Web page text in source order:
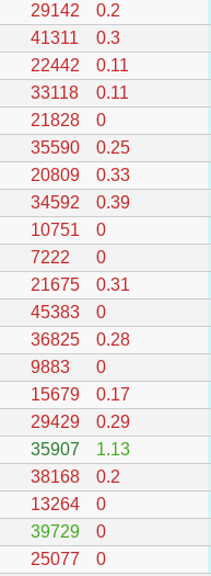
29142 0.2
41311 0.3
22442 0.11
33118 0.11
21828 0
35590 0.25
20809 0.33
34592 0.39
10751 0
7222 0
21675 0.31
45383 0
36825 0.28
9883 0
15679 0.17
29429 0.29
35907 1.13
38168 0.2
13264 0
39729 0
25077 0